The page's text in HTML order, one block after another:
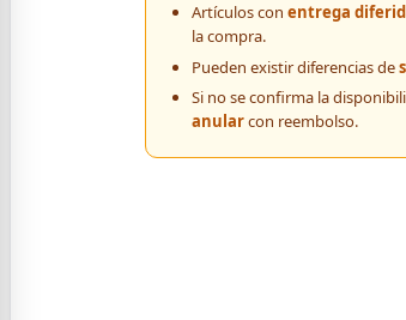
Artículos con entrega
la compra.
Pueden existir diferencias de
Si no se confirma la
anularcon reembolso.